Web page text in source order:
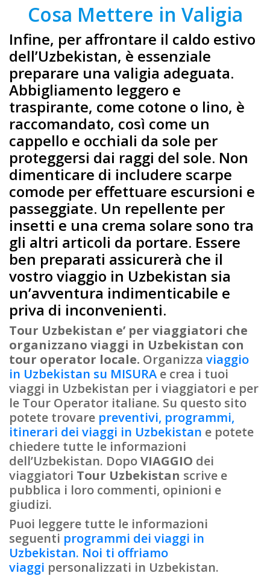
Cosa Mettere in Valigia
Infine, per affrontare il caldo estivo
dell’Uzbekistan, è essenziale
preparare una valigia adeguata.
Abbigliamento leggero e
traspirante, come cotone o lino, è
raccomandato, così come un
cappello e occhiali da sole per
proteggersi dai raggi del sole. Non
dimenticare di includere scarpe
comode per effettuare escursioni e
passeggiate. Un repellente per
insetti e una crema solare sono tra
gli altri articoli da portare. Essere
ben preparati assicurerà che il
vostro viaggio in Uzbekistan sia
un’avventura indimenticabile e
priva di inconvenienti.
Tour Uzbekistan e’ per viaggiatori che
organizzano viaggi in Uzbekistan con
tour operator locale. Organizza viaggio
in Uzbekistan su MISURA e crea i tuoi
viaggi in Uzbekistan per i viaggiatori e per
le Tour Operator italiane. Su questo sito
potete trovare preventivi, programmi,
itinerari dei viaggi in Uzbekistan e potete
chiedere tutte le informazioni
dell’Uzbekistan. DopoVIAGGIO dei
viaggiatori Tour Uzbekistan scrive e
pubblica i loro commenti, opinioni e
giudizi.
Puoi leggere tutte le informazioni
seguenti programmi dei viaggi in
Uzbekistan. Noi ti offriamo
viaggi personalizzati in Uzbekistan.